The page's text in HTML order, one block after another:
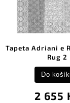
Tapeta Adriani e
Rug 2
2 655
Do